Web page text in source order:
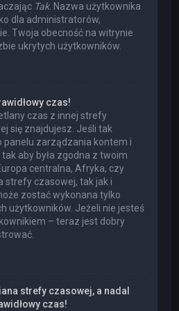
Tak. Nazwa użytkownika
dla administratorów,
Twoja obecność na witrynie
ukrytych użytkowników.
czas!
czas z innej strefy
się znajdujesz. Jeśli tak
panelu zarządzania kontem i
aby była zgodna z twoim
centralna, Afryka, czy
strefy czasowej, tak jak i
zostać wykonana tylko
użytkowników. Jeżeli nie jesteś
– teraz jest dobry
strefy czasowej, a nadal
czas!